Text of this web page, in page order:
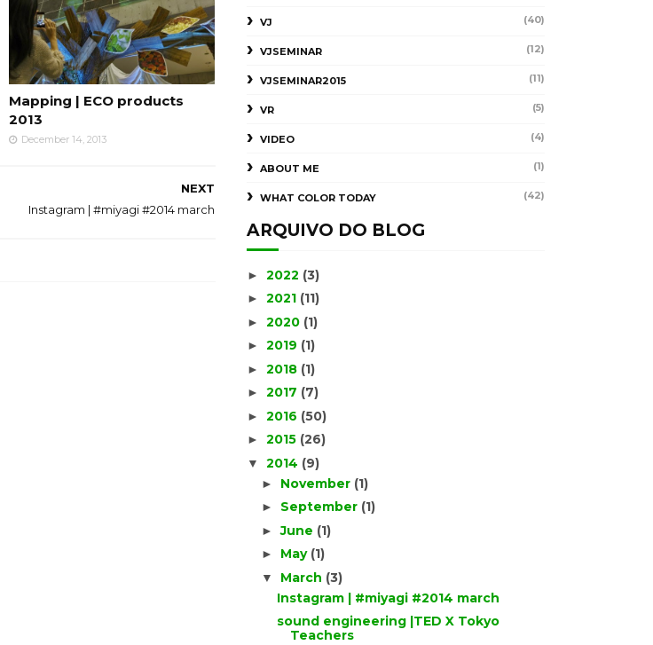
Mapping | ECO products
2013
December 14, 2013
NEXT
Instagram | #miyagi #2014 march
VJ (40)
VJSEMINAR (12)
VJSEMINAR2015 (11)
VR (5)
VIDEO (4)
ABOUT ME (1)
WHAT COLOR TODAY (42)
ARQUIVO DO BLOG
► 2022 (3)
► 2021 (11)
► 2020 (1)
► 2019 (1)
► 2018 (1)
► 2017 (7)
► 2016 (50)
► 2015 (26)
▼ 2014 (9)
► November (1)
► September (1)
►June (1)
► May (1)
▼ March (3)
Instagram | #miyagi #2014 march
sound engineering |TED X Tokyo
Teachers